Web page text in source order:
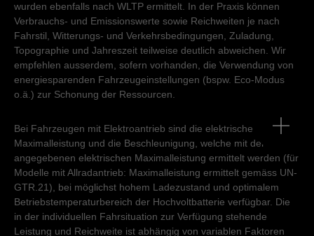
wurden ebenfalls nach WLTP ermittelt. In der Praxis können
Verbrauchs- und Emissionswerte sowie Reichweiten je nach
Fahrstil, Witterungs- und Verkehrsbedingungen, Zuladung,
Topographie und Jahreszeit teilweise deutlich abweichen. Wir
empfehlen ausserdem, sofern vorhanden, die Verwendung von
energiesparenden Fahrzeugeinstellungen (bspw. Eco-Modus
o.ä.) zur Schonung der Ressourcen.
Bei Fahrzeugen mit Elektroantrieb sind die elektrische
Maximalleistung und die Beschleunigung, welche mit der
angegebenen elektrischen Maximalleistung ermittelt werden (für
Modelle mit Allradantrieb: Maximalleistung ermittelt gemäss UN-
GTR.21), bei möglichst hohem Ladezustand und optimalem
Betriebstemperaturbereich der Hochvoltbatterie verfügbar. Die
in der individuellen Fahrsituation zur Verfügung stehende
Leistung und Reichweite ist abhängig von variablen Faktoren